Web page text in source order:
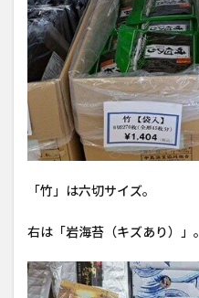
「竹」は六切サイズ。
右は「岩海苔（キズあり）」。